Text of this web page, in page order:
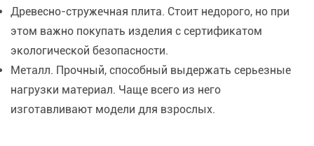
Древесно-стружечная плита. Стоит недорого, но при
этом важно покупать изделия с сертификатом
экологической безопасности.
Металл. Прочный, способный выдержать серьезные
нагрузки материал. Чаще всего из него
изготавливают модели для взрослых.